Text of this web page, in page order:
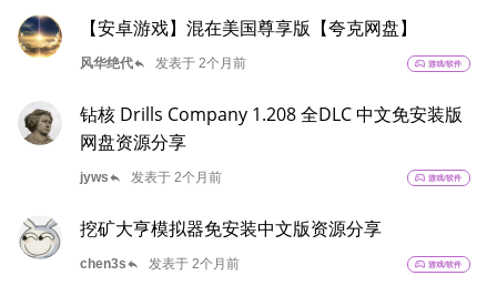
【安卓游戏】混在美国尊享版【夸克网盘】
风华绝代reply 发表于 2个月前 sports_esports 游戏/软件
钻核 Drills Company 1.208 全DLC 中文免安装版
网盘资源分享
jywsreply 发表于 2个月前 sports_esports 游戏/软件
挖矿大亨模拟器免安装中文版资源分享
chen3sreply 发表于 2个月前 sports_esports 游戏/软件